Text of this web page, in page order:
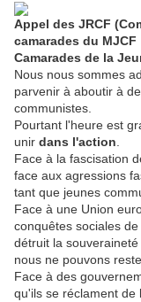
Appel des JRCF
camarades du MJCF
Camarades de la
Nous nous sommes
parvenir à aboutir à
communistes.
Pourtant l'heure est
unir dans l'action
Face à la fascisation
face aux agressions
tant que jeunes
Face à une Union
conquêtes sociales
détruit la
nous ne pouvons
Face à des
qu'ils se réclament de